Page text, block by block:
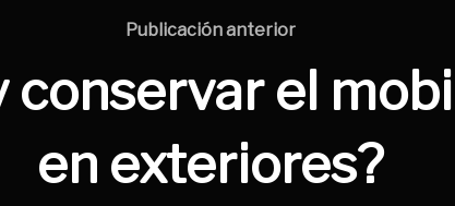
Publicación
Publicación anterior
conservar el
en exteriores?